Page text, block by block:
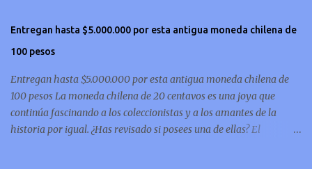
Entregan hasta $5.000.000 por esta antigua moneda chilena de
100 pesos
Entregan hasta $5.000.000 por esta antigua moneda chilena de
100 pesos La moneda chilena de 20 centavos es una joya que
continúa fascinando a los coleccionistas y a los amantes de la
historia por igual. ¿Has revisado si posees una de ellas? El